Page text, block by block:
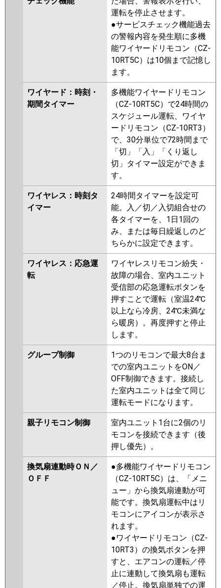
運転を停止させます。
●サービスチェック機能過去
の警報内容を発生順に多機
能ワイヤードリモコン（CZ-
10RT5C）は10個まで記憶し
ます。
ワイヤード：時刻・
期間タイマー
多機能ワイヤードリモコン
（CZ-10RT5C）で24時間の
スケジュール運転、ワイヤ
ードリモコン（CZ-10RT3）
で、30分単位で72時間まで
「切」「入」「くり返し
切」タイマー設定ができま
す。
ワイヤレス：時刻タ
イマー
24時間タイマーを設定可
能。入／切／入切組合せの
各タイマーを、1日1回の
み、または毎日繰返しのど
ちらかに設定できます。
ワイヤレス：応急運
転
ワイヤレスリモコン紛失・
故障の場合、室内ユニット
受信部の応急運転ボタンを
押すことで運転（室温24℃
以上なら冷房、24℃未満な
ら暖房）。再度押すと停止
します。
グループ制御
1つのリモコンで最大8台ま
での室内ユニットをON／
OFF制御できます。接続し
た室内ユニットは全て同じ
運転モードになります。
親子リモコン制御
室内ユニット1台に2個のリ
モコンを接続できます（後
押し優先）。
換気扇連動時ＯＮ／
ＯＦＦ
●多機能ワイヤードリモコン
（CZ-10RT5C）は、「メニ
ュー」から換気扇連動が可
能です。換気扇運転中はリ
モコンにアイコンが表示さ
れます。
●ワイヤードリモコン（CZ-
10RT3）の換気ボタンを押
すと、エアコンの運転／停
止に連動して換気扇も運転
／停止。換気扇単独での運